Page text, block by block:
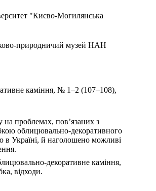
"Києво-Могилянська
природничий музей НАН
каміння, № 1–2 (107–108),
на проблемах, пов’язаних з
облицювально-декоративного
в Україні, й наголошено можливі
декоративне каміння,
відходи.